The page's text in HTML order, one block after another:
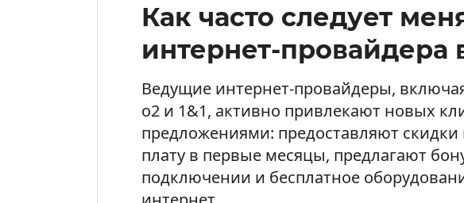
Как часто следует
интернет-провайдера
Ведущие интернет-провайдеры,
o2 и 1&1, активно привлекают новых
предложениями: предоставляют скидки
плату в первые месяцы, предлагают
подключении и бесплатное